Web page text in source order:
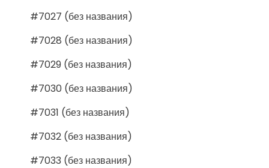
#7027 (без названия)
#7028 (без названия)
#7029 (без названия)
#7030 (без названия)
#7031 (без названия)
#7032 (без названия)
#7033 (без названия)